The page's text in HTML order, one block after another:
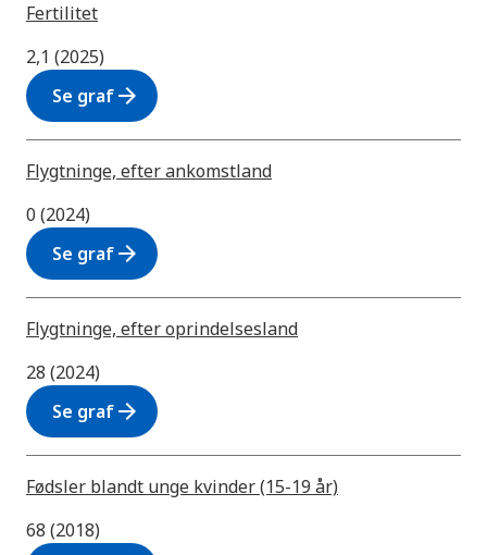
Fertilitet
2,1 (2025)
Se grafarrow_forward
Flygtninge, efter ankomstland
0 (2024)
Se grafarrow_forward
Flygtninge, efter oprindelsesland
28 (2024)
Se grafarrow_forward
Fødsler blandt unge kvinder (15-19 år)
68 (2018)